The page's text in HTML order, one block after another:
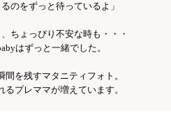
のをずっと待っているよ」
ちょっぴり不安な時も・・・
はずっと一緒でした。
間を残すマタニティフォト。
るプレママが増えています。